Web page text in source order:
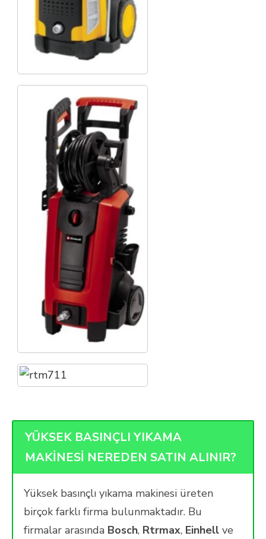
YÜKSEK BASINÇLI YIKAMA
MAKİNESİ NEREDEN SATIN ALINIR?
Yüksek basınçlı yıkama makinesi üreten
birçok farklı firma bulunmaktadır. Bu
firmalar arasında Bosch, Rtrmax, Einhell ve